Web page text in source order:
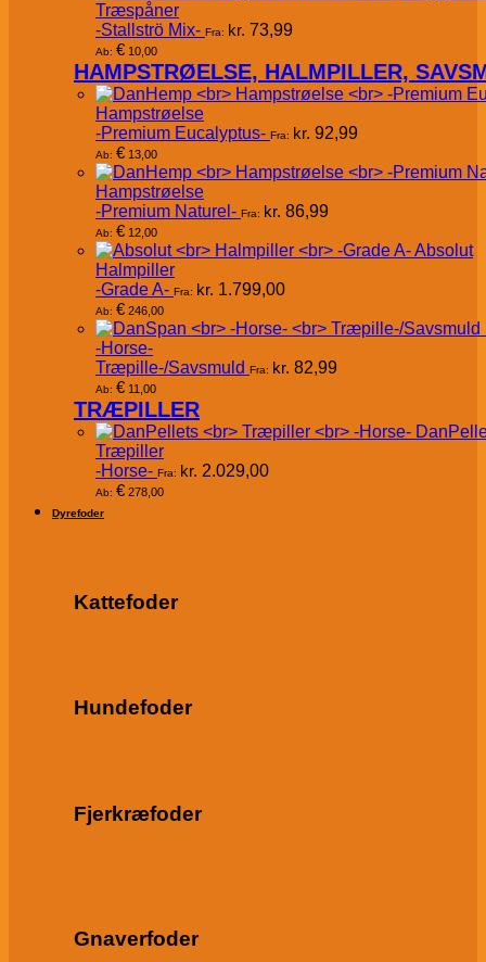
Træspåner
-Stallströ Mix- Fra: kr. 73,99
Ab: € 10,00
HAMPSTRØELSE, HALMPILLER,
Hampstrøelse
-Premium Eucalyptus- Fra: kr. 92,99
Ab: € 13,00
Hampstrøelse
-Premium Naturel- Fra: kr. 86,99
Ab: € 12,00
Absolut
Halmpiller
-Grade A- Fra: kr. 1.799,00
Ab: € 246,00
-Horse-
Træpille-/Savsmuld Fra: kr. 82,99
Ab: € 11,00
TRÆPILLER
Træpiller
-Horse- Fra: kr. 2.029,00
Ab: € 278,00
Dyrefoder
Kattefoder
Hundefoder
Fjerkræfoder
Gnaverfoder